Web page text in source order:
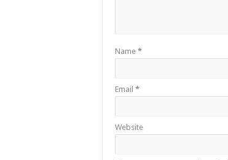
Name *
Email *
Website